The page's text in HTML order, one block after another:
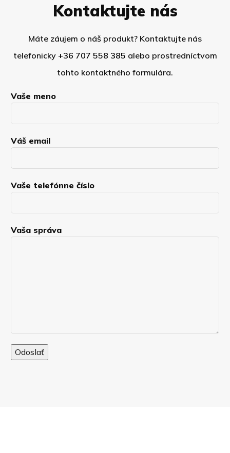
Kontaktujte nás
Máte záujem o náš produkt? Kontaktujte nás
telefonicky +36 707 558 385 alebo prostredníctvom
tohto kontaktného formulára.
Vaše meno
Váš email
Vaše telefónne číslo
Vaša správa